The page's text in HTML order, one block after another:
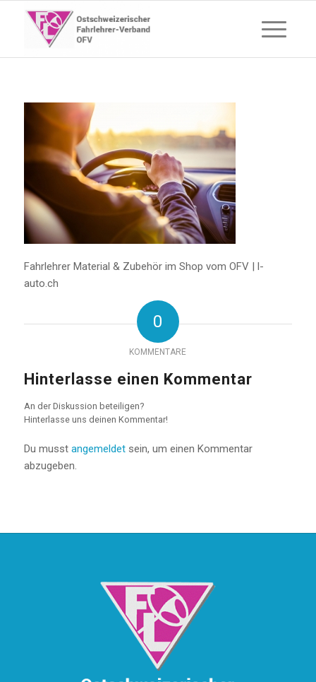
Fahrlehrer Material & Zubehör im Shop vom OFV | l-
auto.ch
0
KOMMENTARE
Hinterlasse einen Kommentar
An der Diskussion beteiligen?
Hinterlasse uns deinen Kommentar!
Du musst angemeldetsein, um einen Kommentar
abzugeben.